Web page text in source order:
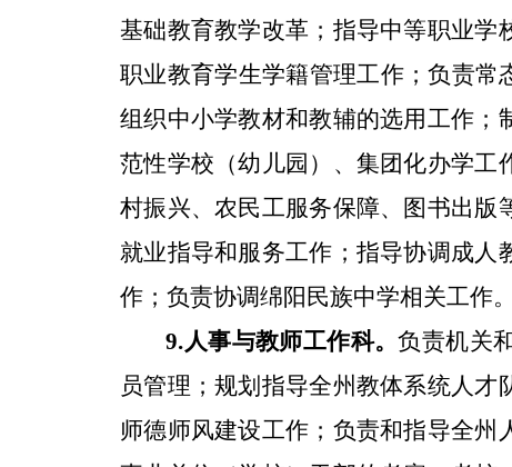
基础教育教学改革； 指导中等职业学
职业教育学生学籍管理工作；负责常
组织中小学教材和教辅的选用工作；
范性学校（幼儿园）、集团化办学工
村振兴、农民工服务保障、图书出版
就业指导和服务工作 ； 指导协调成人
作； 负责协调绵阳民族中学相关工作。
9. 人事与教师工作科。负责机关
员管理；规划指导全州教体系统人
师德师风建设工作；负责和指导全